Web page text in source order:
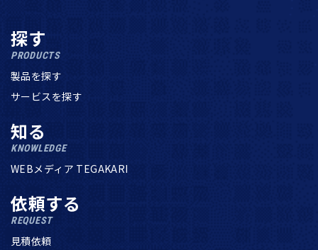
探す
PRODUCTS
製品を探す
サービスを探す
知る
KNOWLEDGE
WEBメディア TEGAKARI
依頼する
REQUEST
見積依頼